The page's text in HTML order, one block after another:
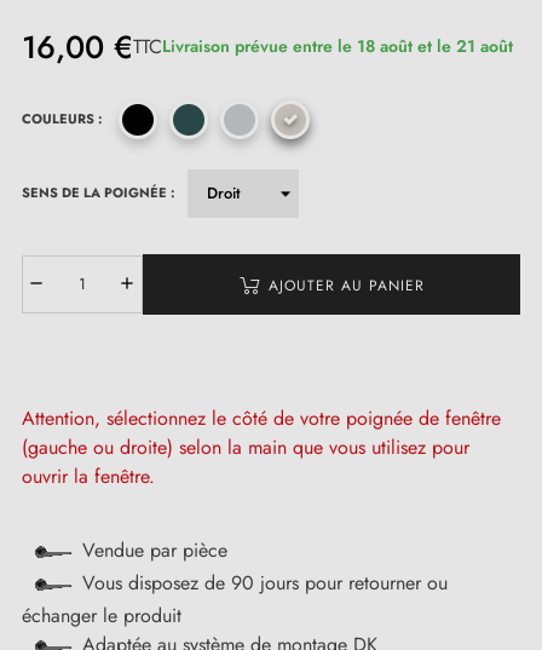
16,00 €TTCLivraison prévue entre le 18 août et le 21 août
COULEURS :
SENS DE LA POIGNÉE :
AJOUTER AU PANIER
Attention, sélectionnez le côté de votre poignée de fenêtre
(gauche ou droite) selon la main que vous utilisez pour
ouvrir la fenêtre.
Vendue par pièce
Vous disposez de 90 jours pour retourner ou
échanger le produit